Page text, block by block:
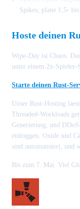
Spikes; plane 1,5-
Hoste deinen
Wipe-Day ist Chaos.
unter einem 2x-Spieler-
Starte deinen Rust-
Unser Rust-Hosting
Threaded-Workloads
Generierung, und
einloggen. Oxide und
sind automatisiert, und
Bis zum 7. Mai. Viel